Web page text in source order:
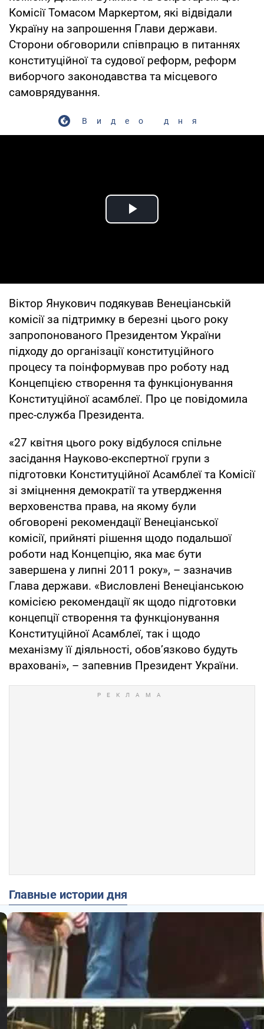
Комісії Томасом Маркертом, які відвідали
Україну на запрошення Глави держави.
Сторони обговорили співпрацю в питаннях
конституційної та судової реформ, реформ
виборчого законодавства та місцевого
самоврядування.
Видео дня
Play Video
Віктор Янукович подякував Венеціанській
комісії за підтримку в березні цього року
запропонованого Президентом України
підходу до організації конституційного
процесу та поінформував про роботу над
Концепцією створення та функціонування
Конституційної асамблеї. Про це повідомила
прес-служба Президента.
«27 квітня цього року відбулося спільне
засідання Науково-експертної групи з
підготовки Конституційної Асамблеї та Комісії
зі зміцнення демократії та утвердження
верховенства права, на якому були
обговорені рекомендації Венеціанської
комісії, прийняті рішення щодо подальшої
роботи над Концепцію, яка має бути
завершена у липні 2011 року», – зазначив
Глава держави. «Висловлені Венеціанською
комісією рекомендації як щодо підготовки
концепції створення та функціонування
Конституційної Асамблеї, так і щодо
механізму її діяльності, обов’язково будуть
враховані», – запевнив Президент України.
Главные истории дня